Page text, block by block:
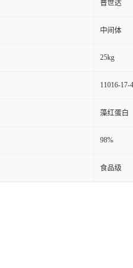
普世达
中间体
25kg
11016-17-4
藻红蛋白
98%
食品级